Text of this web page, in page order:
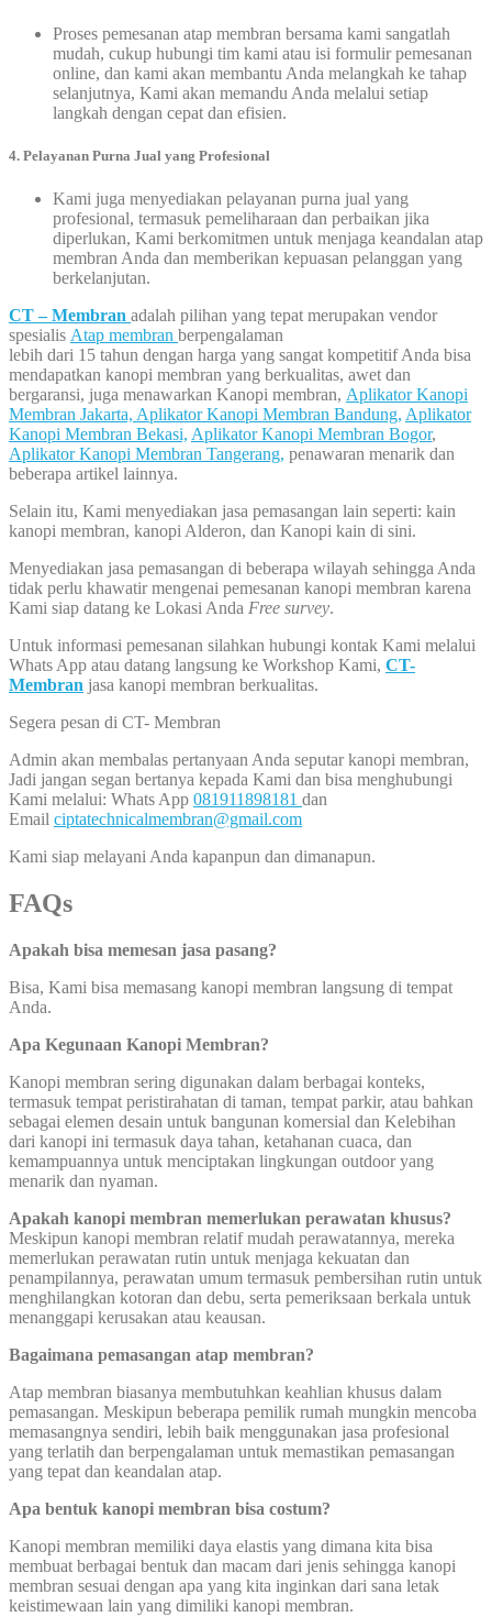
Proses pemesanan atap membran bersama kami sangatlah
mudah, cukup hubungi tim kami atau isi formulir pemesanan
online, dan kami akan membantu Anda melangkah ke tahap
selanjutnya, Kami akan memandu Anda melalui setiap
langkah dengan cepat dan efisien.
4. Pelayanan Purna Jual yang Profesional
Kami juga menyediakan pelayanan purna jual yang
profesional, termasuk pemeliharaan dan perbaikan jika
diperlukan, Kami berkomitmen untuk menjaga keandalan atap
membran Anda dan memberikan kepuasan pelanggan yang
berkelanjutan.
CT – Membran adalah pilihan yang tepat merupakan vendor
spesialis Atap membran berpengalaman
lebih dari 15 tahun dengan harga yang sangat kompetitif Anda bisa
mendapatkan kanopi membran yang berkualitas, awet dan
bergaransi, juga menawarkan Kanopi membran, Aplikator Kanopi
Membran Jakarta, Aplikator Kanopi Membran Bandung, Aplikator
Kanopi Membran Bekasi, Aplikator Kanopi Membran Bogor,
Aplikator Kanopi Membran Tangerang, penawaran menarik dan
beberapa artikel lainnya.
Selain itu, Kami menyediakan jasa pemasangan lain seperti: kain
kanopi membran, kanopi Alderon, dan Kanopi kain di sini.
Menyediakan jasa pemasangan di beberapa wilayah sehingga Anda
tidak perlu khawatir mengenai pemesanan kanopi membran karena
Kami siap datang ke Lokasi Anda Free survey.
Untuk informasi pemesanan silahkan hubungi kontak Kami melalui
Whats App atau datang langsung ke Workshop Kami, CT-
Membran jasa kanopi membran berkualitas.
Segera pesan di CT- Membran
Admin akan membalas pertanyaan Anda seputar kanopi membran,
Jadi jangan segan bertanya kepada Kami dan bisa menghubungi
Kami melalui: Whats App 081911898181 dan
Email ciptatechnicalmembran@gmail.com
Kami siap melayani Anda kapanpun dan dimanapun.
FAQs
Apakah bisa memesan jasa pasang?
Bisa, Kami bisa memasang kanopi membran langsung di tempat
Anda.
Apa Kegunaan Kanopi Membran?
Kanopi membran sering digunakan dalam berbagai konteks,
termasuk tempat peristirahatan di taman, tempat parkir, atau bahkan
sebagai elemen desain untuk bangunan komersial dan Kelebihan
dari kanopi ini termasuk daya tahan, ketahanan cuaca, dan
kemampuannya untuk menciptakan lingkungan outdoor yang
menarik dan nyaman.
Apakah kanopi membran memerlukan perawatan khusus?
Meskipun kanopi membran relatif mudah perawatannya, mereka
memerlukan perawatan rutin untuk menjaga kekuatan dan
penampilannya, perawatan umum termasuk pembersihan rutin untuk
menghilangkan kotoran dan debu, serta pemeriksaan berkala untuk
menanggapi kerusakan atau keausan.
Bagaimana pemasangan atap membran?
Atap membran biasanya membutuhkan keahlian khusus dalam
pemasangan. Meskipun beberapa pemilik rumah mungkin mencoba
memasangnya sendiri, lebih baik menggunakan jasa profesional
yang terlatih dan berpengalaman untuk memastikan pemasangan
yang tepat dan keandalan atap.
Apa bentuk kanopi membran bisa costum?
Kanopi membran memiliki daya elastis yang dimana kita bisa
membuat berbagai bentuk dan macam dari jenis sehingga kanopi
membran sesuai dengan apa yang kita inginkan dari sana letak
keistimewaan lain yang dimiliki kanopi membran.